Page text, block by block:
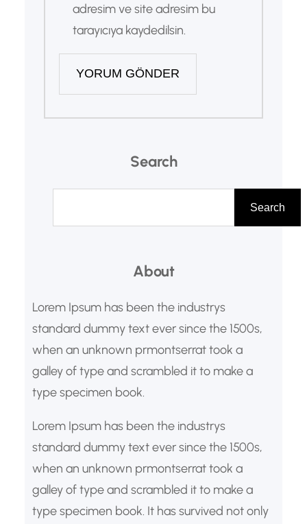
adresim ve site adresim bu
tarayıcıya kaydedilsin.
Search
Search
About
Lorem Ipsum has been the industrys
standard dummy text ever since the 1500s,
when an unknown prmontserrat took a
galley of type and scrambled it to make a
type specimen book.
Lorem Ipsum has been the industrys
standard dummy text ever since the 1500s,
when an unknown prmontserrat took a
galley of type and scrambled it to make a
type specimen book. It has survived not only